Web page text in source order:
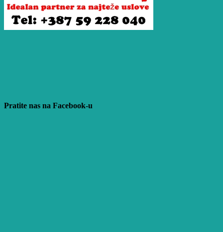
Pratite nas na Facebook-u